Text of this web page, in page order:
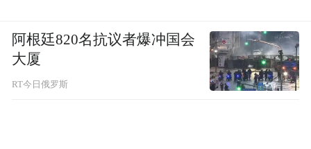
阿根廷820名抗议者爆冲国会
大厦
RT今日俄罗斯